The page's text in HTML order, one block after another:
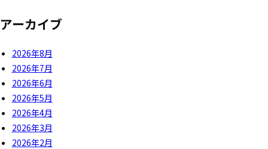
アーカイブ
2026年8月
2026年7月
2026年6月
2026年5月
2026年4月
2026年3月
2026年2月